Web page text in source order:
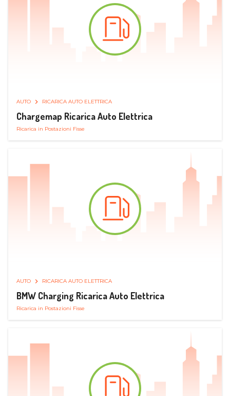
AUTO RICARICA AUTO ELETTRICA
Chargemap Ricarica Auto Elettrica
Ricarica in Postazioni Fisse
AUTO RICARICA AUTO ELETTRICA
BMW Charging Ricarica Auto Elettrica
Ricarica in Postazioni Fisse